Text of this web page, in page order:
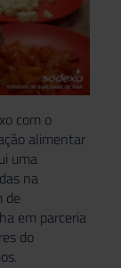
com o
alimentar
uma
na
de
em parceria
do